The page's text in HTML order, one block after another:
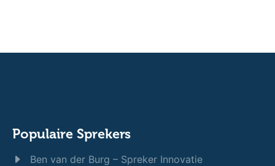
Populaire Sprekers
Ben van der Burg – Spreker Innovatie